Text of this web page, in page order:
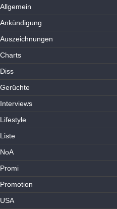
Allgemein
Ankündigung
Auszeichnungen
Charts
Diss
Gerüchte
Interviews
Lifestyle
Liste
NoA
Promi
Promotion
USA